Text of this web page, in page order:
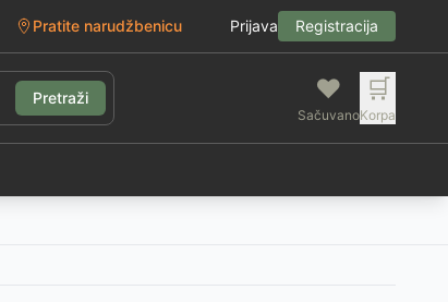
Pratite narudžbenicu Prijava Registracija
Pretraži ❤️
Sačuvano
🛒
Korpa